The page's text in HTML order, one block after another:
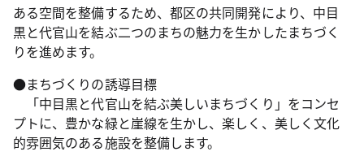
ある空間を整備するため、都区の共同開発により、中目
黒と代官山を結ぶ二つのまちの魅力を生かしたまちづく
りを進めます。
●まちづくりの誘導目標
「中目黒と代官山を結ぶ美しいまちづくり」をコンセ
プトに、豊かな緑と崖線を生かし、楽しく、美しく文化
的雰囲気のある施設を整備します。